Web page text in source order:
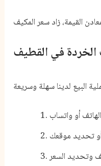
في القطيف
أو واتساب
تحديد موقعك
وتحديد السعر